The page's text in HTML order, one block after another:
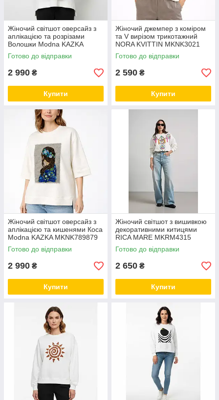
Жіночий світшот оверсайз з
аплікацією та розрізами
Волошки Modna KAZKA
MKNK03430
Готово до відправки
2 990 ₴
Купити
Жіночий джемпер з коміром
та V вирізом трикотажний
NORA KVITTIN MKNK3021
Готово до відправки
2 590 ₴
Купити
Жіночий світшот оверсайз з
аплікацією та кишенями Коса
Modna KAZKA MKNK789879
Готово до відправки
2 990 ₴
Купити
Жіночий світшот з вишивкою
декоративними китицями
RICA MARE MKRM4315
Готово до відправки
2 650 ₴
Купити